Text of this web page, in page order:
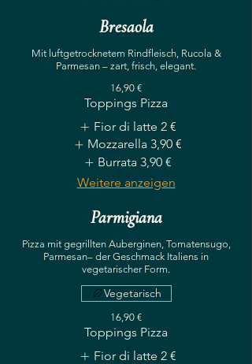
Bresaola
Mit luftgetrocknetem Rindfleisch, Rucola &
Parmesan – zart, frisch, elegant.
16,90 €
Toppings Pizza
Fior di latte 2 €
Mozzarella 3,90 €
Burrata 3,90 €
Weitere anzeigen
Parmigiana
Pizza mit gegrillten Auberginen, Tomatensugo,
Parmesan– der Geschmack Italiens in
vegetarischer Form.
16,90 €
Vegetarisch
Toppings Pizza
Fior di latte 2 €